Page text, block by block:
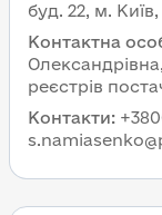
буд. 22, м.
Контактна
реєстрів
Контакти: